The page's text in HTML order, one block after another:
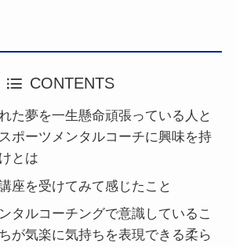
CONTENTS
た夢を一生懸命頑張っている人と
ポーツメンタルコーチに興味を持
とは
座を受けてみて感じたこと
タルコーチングで意識しているこ
が気楽に気持ちを表現できる柔ら